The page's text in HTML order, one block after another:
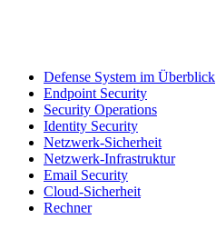
Defense System im Überblick
Endpoint Security
Security Operations
Identity Security
Netzwerk-Sicherheit
Netzwerk-Infrastruktur
Email Security
Cloud-Sicherheit
Rechner